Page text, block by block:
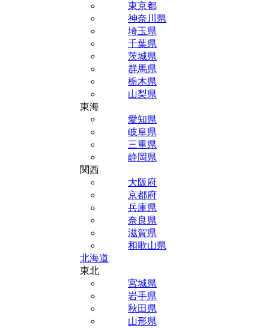
東京都
神奈川県
埼玉県
千葉県
茨城県
群馬県
栃木県
山梨県
東海
愛知県
岐阜県
三重県
静岡県
関西
大阪府
京都府
兵庫県
奈良県
滋賀県
和歌山県
北海道
東北
宮城県
岩手県
秋田県
山形県